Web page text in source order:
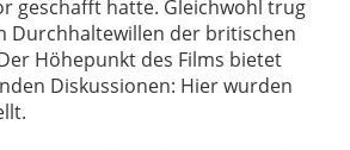
geschafft hatte. Gleichwohl trug
Durchhaltewillen der britischen
Höhepunkt des Films bietet
Diskussionen: Hier wurden